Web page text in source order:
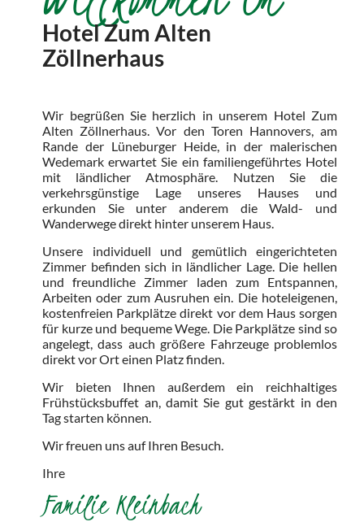
Hotel Zum Alten
Zöllnerhaus
Wir begrüßen Sie herzlich in unserem Hotel Zum
Alten Zöllnerhaus. Vor den Toren Hannovers, am
Rande der Lüneburger Heide, in der malerischen
Wedemark erwartet Sie ein familiengeführtes Hotel
mit ländlicher Atmosphäre. Nutzen Sie die
verkehrsgünstige Lage unseres Hauses und
erkunden Sie unter anderem die Wald- und
Wanderwege direkt hinter unserem Haus.
Unsere individuell und gemütlich eingerichteten
Zimmer befinden sich in ländlicher Lage. Die hellen
und freundliche Zimmer laden zum Entspannen,
Arbeiten oder zum Ausruhen ein. Die hoteleigenen,
kostenfreien Parkplätze direkt vor dem Haus sorgen
für kurze und bequeme Wege. Die Parkplätze sind so
angelegt, dass auch größere Fahrzeuge problemlos
direkt vor Ort einen Platz finden.
Wir bieten Ihnen außerdem ein reichhaltiges
Frühstücksbuffet an, damit Sie gut gestärkt in den
Tag starten können.
Wir freuen uns auf Ihren Besuch.
Ihre
Familie Kleinbach